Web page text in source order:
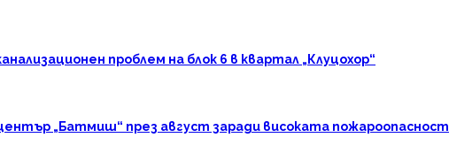
проблем на блок 6 в квартал „Клуцохор“
„Батмиш“ през август заради високата пожароопасност